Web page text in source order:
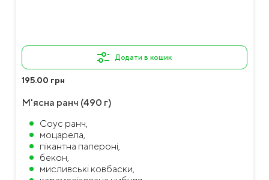
Додати в кошик
195.00 грн
М'ясна ранч (490 г)
Соус ранч,
моцарела,
пікантна папероні,
бекон,
мисливські ковбаски,